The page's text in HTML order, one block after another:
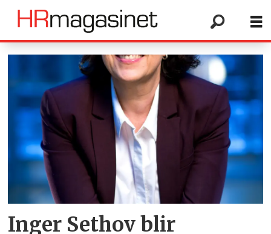
Tag:
lederkommunikasjon
Inger Sethov blir